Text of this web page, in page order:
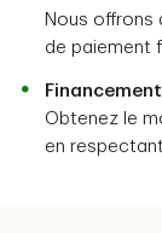
Nous offrons
de paiement
Obtenez le
en